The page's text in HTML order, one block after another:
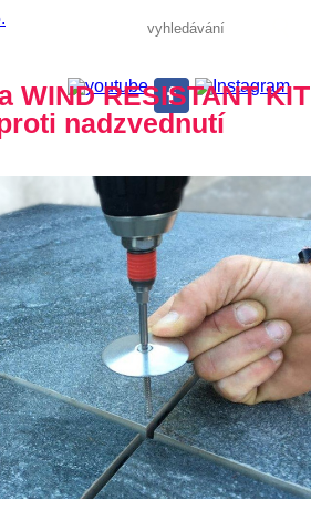
WIND RESISTANT KIT
nadzvednutí